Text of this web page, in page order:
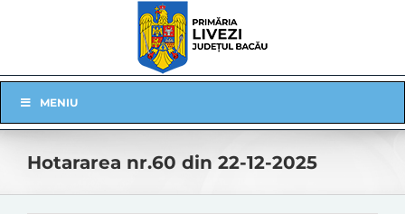
Navigation
MENIU
Hotararea nr.60 din 22-12-2025